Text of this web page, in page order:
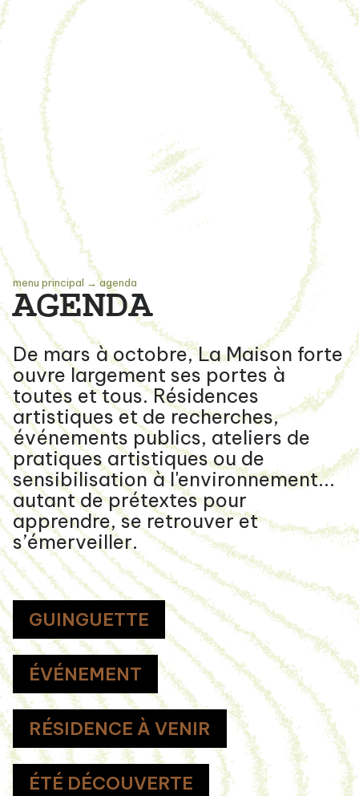
menu principal →agenda
AGENDA
De mars à octobre, La Maison forte
ouvre largement ses portes à
toutes et tous. Résidences
artistiques et de recherches,
événements publics, ateliers de
pratiques artistiques ou de
sensibilisation à l'environnement...
autant de prétextes pour
apprendre, se retrouver et
s’émerveiller.
GUINGUETTE
ÉVÉNEMENT
RÉSIDENCE À VENIR
ÉTÉ DÉCOUVERTE